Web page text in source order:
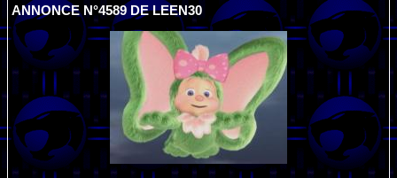
ANNONCE N°4589 DE LEEN30